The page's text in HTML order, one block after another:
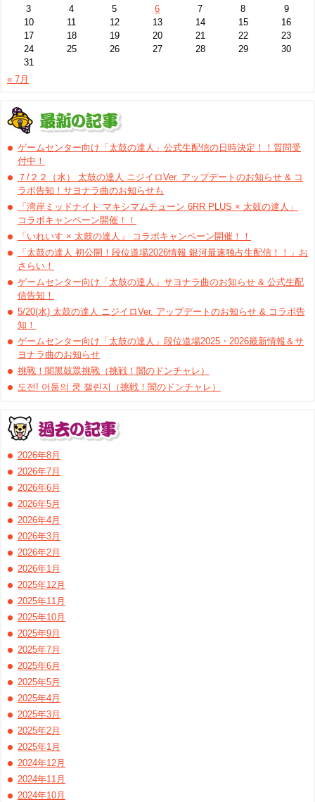
3
4 5 6 7 8
9
10
11 12 13 14 15
16
17
18 19 20 21 22
23
24
25 26 27 28 29
30
31
« 7月
ゲームセンター向け「太鼓の達人」公式生配信の日時決定！！質問受
付中！
７/２２（水） 太鼓の達人 ニジイロVer. アップデートのお知らせ & コ
ラボ告知！サヨナラ曲のお知らせも
「湾岸ミッドナイト マキシマムチューン 6RR PLUS × 太鼓の達人」
コラボキャンペーン開催！！
「いれいす × 太鼓の達人」 コラボキャンペーン開催！！
「太鼓の達人 初公開！段位道場2026情報 銀河最速独占生配信！！」お
さらい！
ゲームセンター向け「太鼓の達人」サヨナラ曲のお知らせ & 公式生配
信告知！
5/20(水) 太鼓の達人 ニジイロVer. アップデートのお知らせ & コラボ告
知！
ゲームセンター向け「太鼓の達人」段位道場2025・2026最新情報＆サ
ヨナラ曲のお知らせ
挑戰！闇黑鼓眾挑戰（挑戦！闇のドンチャレ）
도전! 어둠의 쿵 챌린지（挑戦！闇のドンチャレ）
2026年8月
2026年7月
2026年6月
2026年5月
2026年4月
2026年3月
2026年2月
2026年1月
2025年12月
2025年11月
2025年10月
2025年9月
2025年7月
2025年6月
2025年5月
2025年4月
2025年3月
2025年2月
2025年1月
2024年12月
2024年11月
2024年10月